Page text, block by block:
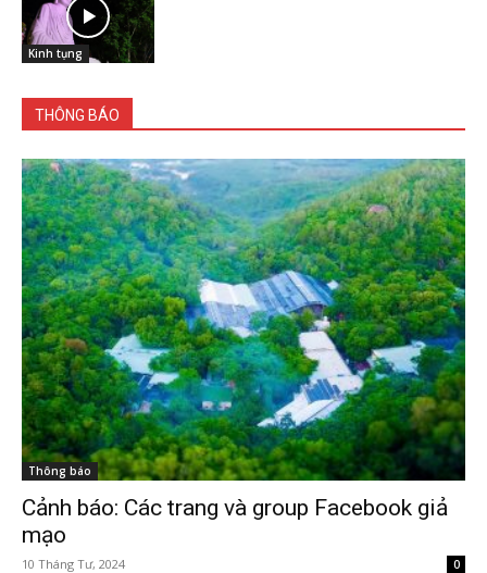
Kinh tụng
THÔNG BÁO
Thông báo
Cảnh báo: Các trang và group Facebook giả
mạo
10 Tháng Tư, 2024 0